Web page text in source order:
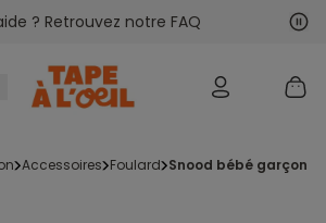
? Retrouvez notre FAQ
accessoires foulard snood bébé garçon